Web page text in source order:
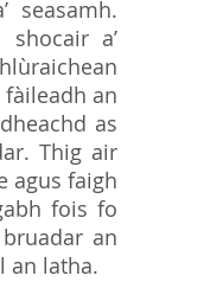
seasamh.
a’
fàileadh an
as
Thig air
agus faigh
fois fo
an
an latha.